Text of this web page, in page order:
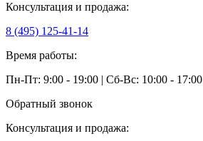
Консультация и продажа:
8 (495) 125-41-14
Время работы:
Пн-Пт: 9:00 - 19:00 | Сб-Вс: 10:00 - 17:00
Обратный звонок
Консультация и продажа: